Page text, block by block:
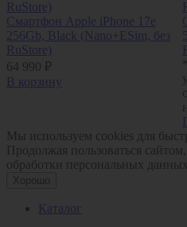
Смартфон Apple iPhone 17e
256Gb, Black (Nano+ESim, без
RuStore)
64 990 ₽
В корзину
Мы используем cookies для
Продолжая пользоваться
обработки персональных данных
Хорошо
Каталог